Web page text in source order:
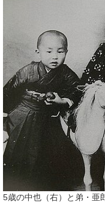
5歳の中也（右）と弟・亜